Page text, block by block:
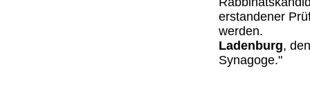
erstandener
werden.
Ladenburg,
Synagoge."